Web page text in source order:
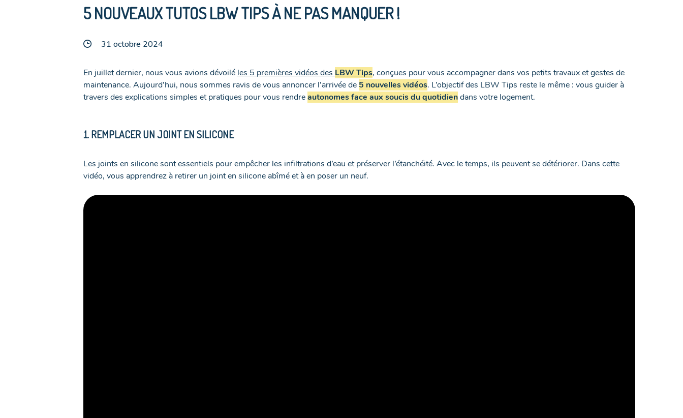
5 NOUVEAUX TUTOS LBW TIPS À NE PAS MANQUER !
31 octobre 2024
En juillet dernier, nous vous avions dévoilé les 5 premières vidéos des LBW Tips, conçues pour vous accompagner dans vos petits travaux et gestes de
maintenance. Aujourd’hui, nous sommes ravis de vous annoncer l’arrivée de 5 nouvelles vidéos. L’objectif des LBW Tips reste le même : vous guider à
travers des explications simples et pratiques pour vous rendreautonomes face aux soucis du quotidiendans votre logement.
1. REMPLACER UN JOINT EN SILICONE
Les joints en silicone sont essentiels pour empêcher les infiltrations d’eau et préserver l’étanchéité. Avec le temps, ils peuvent se détériorer. Dans cette
vidéo, vous apprendrez à retirer un joint en silicone abîmé et à en poser un neuf.